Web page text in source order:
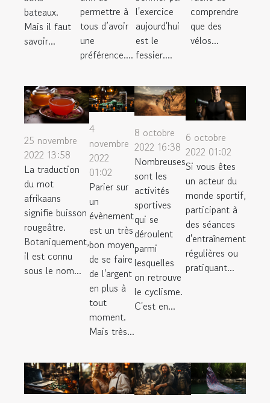
bateaux.
Mais il faut
savoir...
permettre à
tous d’avoir
une
préférence....
l'exercice
aujourd'hui
est le
fessier....
comprendre
que des
vélos...
25 novembre
2022 13:58
La traduction
du mot
afrikaans
signifie buisson
rougeâtre.
Botaniquement,
il est connu
sous le nom...
4
novembre
2022
01:02
Parier sur
un
évènement
est un très
bon moyen
de se faire
de l'argent
en plus à
tout
moment.
Mais très...
8 octobre
2022 16:38
Nombreuses
sont les
activités
sportives
qui se
déroulent
parmi
lesquelles
on retrouve
le cyclisme.
C'est en...
6 octobre
2022 01:02
Si vous êtes
un acteur du
monde sportif,
participant à
des séances
d'entraînement
régulières ou
pratiquant...